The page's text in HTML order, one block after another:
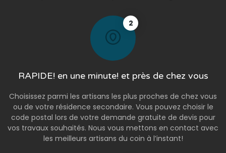
2
RAPIDE! en une minute! et près de chez vous
Choisissez parmi les artisans les plus proches de chez vous
ou de votre résidence secondaire. Vous pouvez choisir le
code postal lors de votre demande gratuite de devis pour
vos travaux souhaités. Nous vous mettons en contact avec
les meilleurs artisans du coin à l’instant!